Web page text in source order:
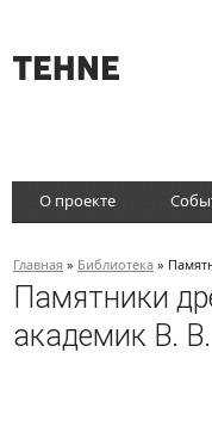
О проекте
Главная » Библиотека »
Памятники
академик В.